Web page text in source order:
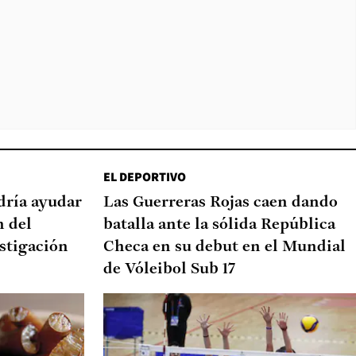
ayudar
del
EL DEPORTIVO
Las Guerreras Rojas caen dando
batalla ante la sólida República
Checa en su debut en el Mundial
de Vóleibol Sub 17